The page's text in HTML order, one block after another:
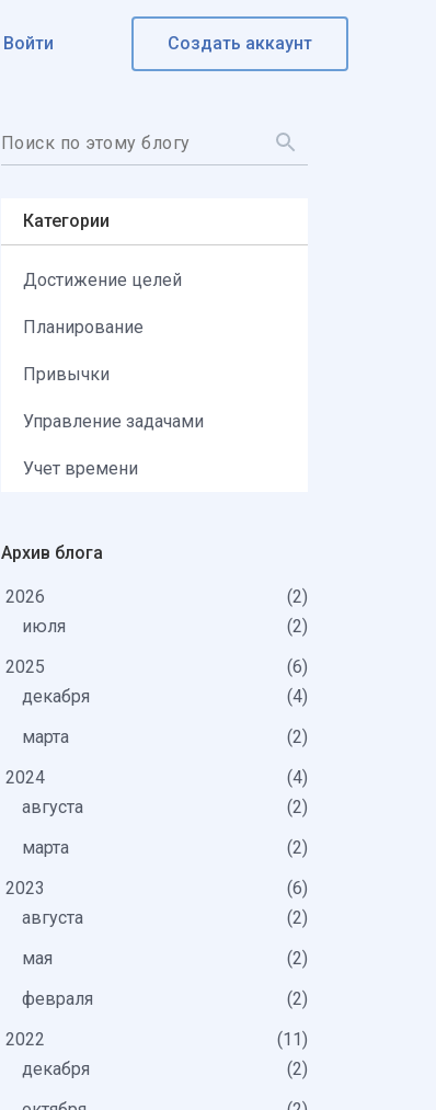
Войти Создать аккаунт
Категории
Достижение целей
Планирование
Привычки
Управление задачами
Учет времени
Архив блога
2026
2
июля
2
2025
6
декабря
4
марта
2
2024
4
августа
2
марта
2
2023
6
августа
2
мая
2
февраля
2
2022
11
декабря
2